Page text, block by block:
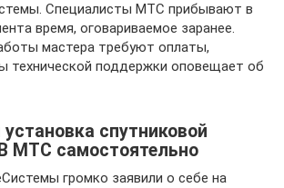
Специалисты МТС прибывают в
время, оговариваемое заранее.
мастера требуют оплаты,
технической поддержки оповещает об
спутниковой
МТС самостоятельно
громко заявили о себе на